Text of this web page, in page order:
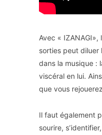
Avec «
sorties peut diluer
dans la musique :
viscéral en lui.
que vous
Il faut également
sourire,